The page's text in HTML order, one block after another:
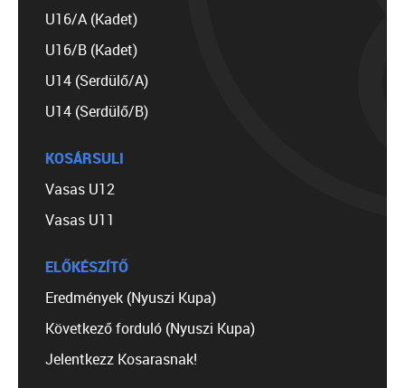
U16/A (Kadet)
U16/B (Kadet)
U14 (Serdülő/A)
U14 (Serdülő/B)
KOSÁRSULI
Vasas U12
Vasas U11
ELŐKÉSZÍTŐ
Eredmények (Nyuszi Kupa)
Következő forduló (Nyuszi Kupa)
Jelentkezz Kosarasnak!